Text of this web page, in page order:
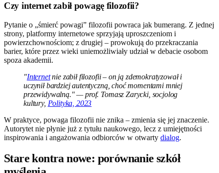
Czy internet zabił powagę filozofii?
Pytanie o „śmierć powagi” filozofii powraca jak bumerang. Z jednej
strony, platformy internetowe sprzyjają uproszczeniom i
powierzchownościom; z drugiej – prowokują do przekraczania
barier, które przez wieki uniemożliwiały udział w debacie osobom
spoza akademii.
"Internetnie zabił filozofii – on ją zdemokratyzował i
uczynił bardziej autentyczną, choć momentami mniej
przewidywalną." — prof. Tomasz Zarycki, socjolog
kultury, Polityka, 2023
W praktyce, powaga filozofii nie znika – zmienia się jej znaczenie.
Autorytet nie płynie już z tytułu naukowego, lecz z umiejętności
inspirowania i angażowania odbiorców w otwarty dialog.
Stare kontra nowe: porównanie szkół